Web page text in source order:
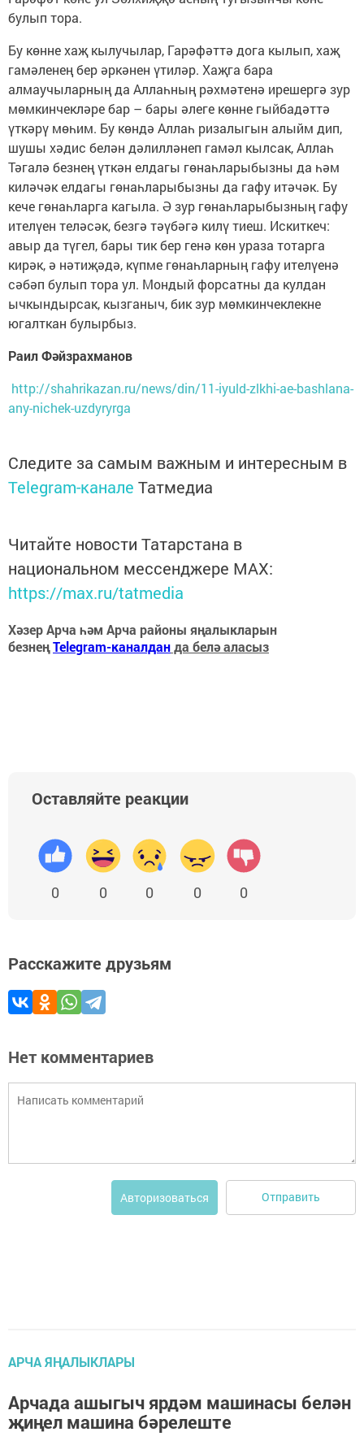
булып тора.
Бу көнне хаҗ кылучылар, Гарәфәттә дога кылып, хаҗ
гамәленең бер әркәнен үтиләр. Хаҗга бара
алмаучыларның да Аллаһның рәхмәтенә ирешергә зур
мөмкинчекләре бар – бары әлеге көнне гыйбадәттә
үткәрү мөһим. Бу көндә Аллаһ ризалыгын алыйм дип,
шушы хәдис белән дәлилләнеп гамәл кылсак, Аллаһ
Тәгалә безнең үткән елдагы гөнаһларыбызны да һәм
киләчәк елдагы гөнаһларыбызны да гафу итәчәк. Бу
кече гөнаһларга кагыла. Ә зур гөнаһларыбызның гафу
ителүен теләсәк, безгә тәүбәгә килү тиеш. Искиткеч:
авыр да түгел, бары тик бер генә көн ураза тотарга
кирәк, ә нәтиҗәдә, күпме гөнаһларның гафу ителүенә
сәбәп булып тора ул. Мондый форсатны да кулдан
ычкындырсак, кызганыч, бик зур мөмкинчеклекне
югалткан булырбыз.
Раил Фәйзрахманов
http://shahrikazan.ru/news/din/11-iyuld-zlkhi-ae-bashlana-
any-nichek-uzdyryrga
Следите за самым важным и интересным в
Telegram-канале Татмедиа
Читайте новости Татарстана в
национальном мессенджере MАХ:
https://max.ru/tatmedia
Хәзер Арча һәм Арча районы яңалыкларын
безнеңTelegram-каналданда белә аласыз
Оставляйте реакции
0 0 0 0 0
Расскажите друзьям
Нет комментариев
Авторизоваться Отправить
АРЧА ЯҢАЛЫКЛАРЫ
Арчада ашыгыч ярдәм машинасы белән
җиңел машина бәрелеште